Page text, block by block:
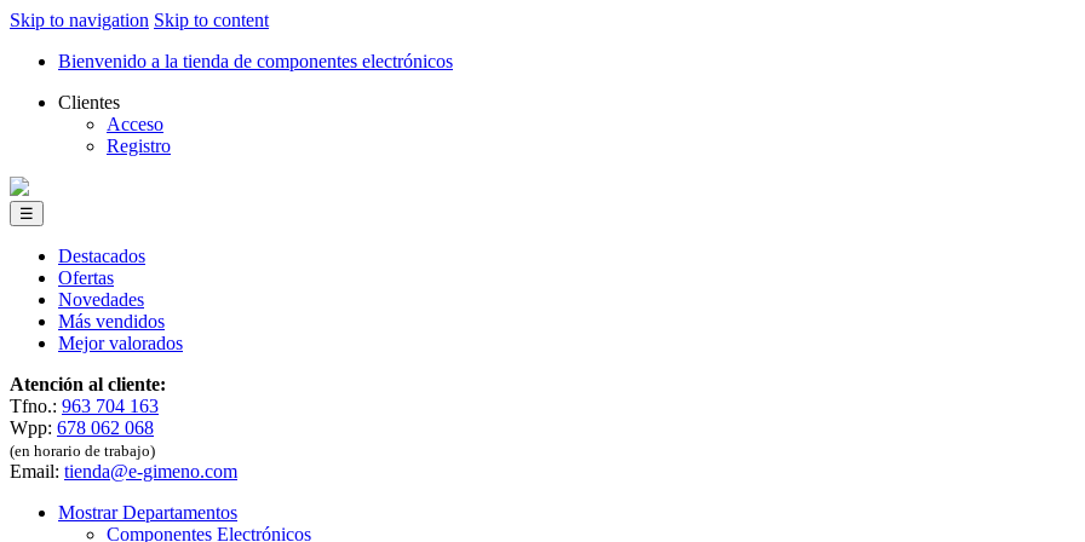
Skip to navigation Skip to content
Bienvenido a la tienda de componentes electrónicos
Clientes
Acceso
Registro
☰
Destacados
Ofertas
Novedades
Más vendidos
Mejor valorados
Atención al cliente:
Tfno.: 963 704 163
Wpp: 678 062 068
(en horario de trabajo)
Email: tienda@e-gimeno.com
Mostrar Departamentos
Componentes Electrónicos